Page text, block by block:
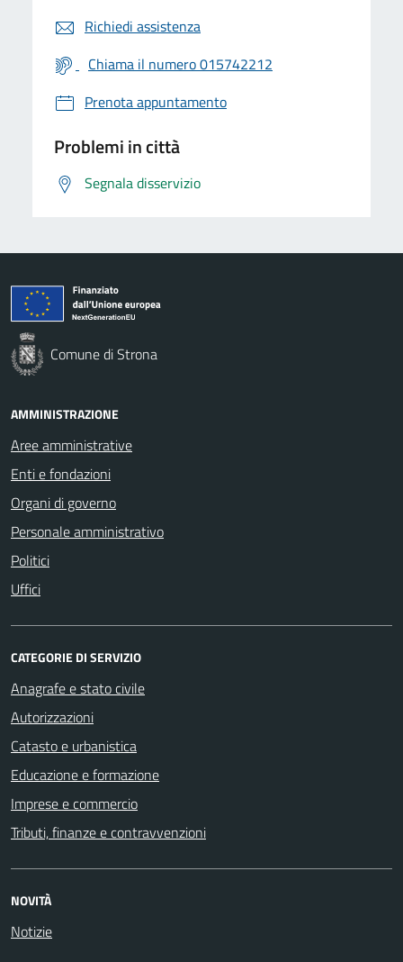
Richiedi assistenza
Chiama il numero 015742212
Prenota appuntamento
Problemi in città
Segnala disservizio
Comune di Strona
AMMINISTRAZIONE
Aree amministrative
Enti e fondazioni
Organi di governo
Personale amministrativo
Politici
Uffici
CATEGORIE DI SERVIZIO
Anagrafe e stato civile
Autorizzazioni
Catasto e urbanistica
Educazione e formazione
Imprese e commercio
Tributi, finanze e contravvenzioni
NOVITÀ
Notizie